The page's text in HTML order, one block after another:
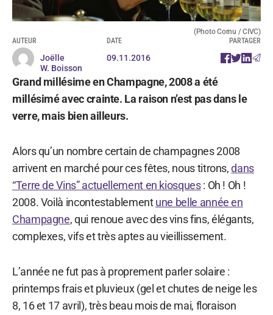
(Photo Cornu / CIVC)
AUTEUR
Joëlle
W. Boisson
DATE
09.11.2016
PARTAGER
Grand millésime en Champagne, 2008 a été
millésimé avec crainte. La raison n’est pas dans le
verre, mais bien ailleurs.
Alors qu’un nombre certain de champagnes 2008
arrivent en marché pour ces fêtes, nous titrons,dans
“Terre de Vins” actuellement en kiosques: Oh ! Oh !
2008. Voilà incontestablementune belle année en
Champagne, qui renoue avec des vins fins, élégants,
complexes, vifs et très aptes au vieillissement.
L’année ne fut pas à proprement parler solaire :
printemps frais et pluvieux (gel et chutes de neige les
8, 16 et 17 avril), très beau mois de mai, floraison